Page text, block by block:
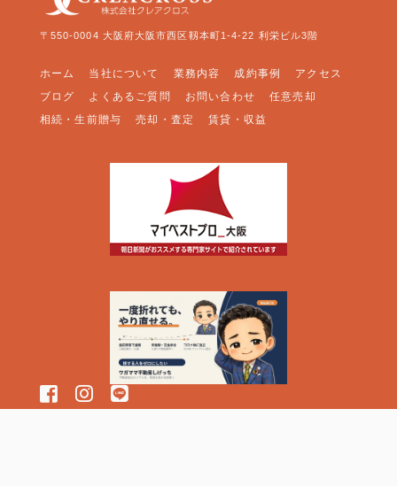
FOLLOW US:
〒550-0004 大阪府大阪市西区靱本町1-4-22 利栄ビル3階
ホーム 当社について 業務内容 成約事例
アクセス
ブログ
よくあるご質問 お問い合わせ
任意売却
相続・生前贈与
売却・査定 賃貸・収益